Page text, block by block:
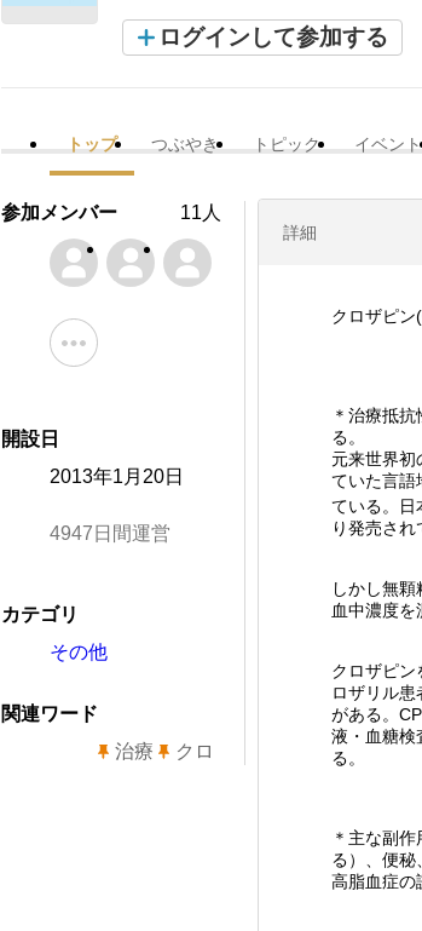
ログインして参加する
トップ つぶやき トピック イベント
詳細
クロザピン
＊治療抵
る。
元来世界初
ていた言語
ている。日
り発売され
しかし無
血中濃度を
クロザピン
ロザリル
がある。
液・血糖検
る。
＊主な副
る）、便秘
高脂血症の
参加メンバー 11人
開設日
2013年1月20日
4947日間運営
カテゴリ
その他
関連ワード
治療
クロ